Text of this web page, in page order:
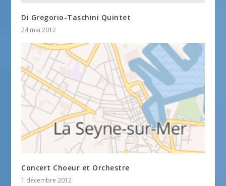
Di Gregorio-Taschini Quintet
24 mai 2012
Concert Choeur et Orchestre
1 décembre 2012